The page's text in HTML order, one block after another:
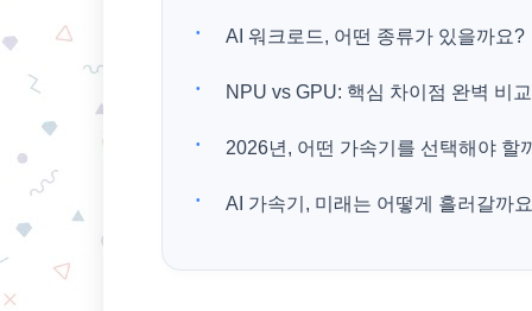
AI 워크로드, 어떤 종류가 있을까요?
NPU vs GPU: 핵심 차이점 완벽 비교
2026년, 어떤 가속기를 선택해야 할
AI 가속기, 미래는 어떻게 흘러갈까